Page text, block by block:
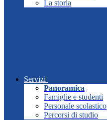
La storia
Servizi
Panoramica
Famiglie e studenti
Personale scolastico
Percorsi di studio